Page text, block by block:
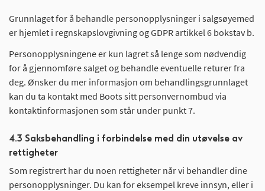
Grunnlaget for å behandle personopplysninger i salgsøyemed
er hjemlet i regnskapslovgivning og GDPR artikkel 6 bokstav b.
Personopplysningene er kun lagret så lenge som nødvendig
for å gjennomføre salget og behandle eventuelle returer fra
deg. Ønsker du mer informasjon om behandlingsgrunnlaget
kan du ta kontakt med Boots sitt personvernombud via
kontaktinformasjonen som står under punkt 7.
4.3 Saksbehandling i forbindelse med din utøvelse av
rettigheter
Som registrert har du noen rettigheter når vi behandler dine
personopplysninger. Du kan for eksempel kreve innsyn, eller i